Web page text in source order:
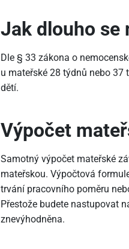
Jak dlouho se
Dle § 33 zákona o
u mateřské 28 týdnů nebo 37
dětí.
Výpočet
Samotný výpočet mateřské
mateřskou. Výpočtová
trvání pracovního poměru
Přestože budete nastupovat
znevýhodněna.